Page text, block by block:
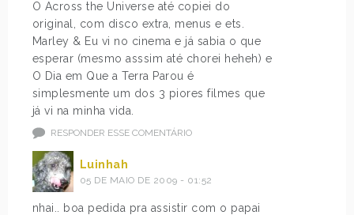
O Across the Universe até copiei do
original, com disco extra, menus e ets.
Marley & Eu vi no cinema e já sabia o que
esperar (mesmo asssim até chorei heheh) e
O Dia em Que a Terra Parou é
simplesmente um dos 3 piores filmes que
já vi na minha vida.
RESPONDER ESSE COMENTÁRIO
Luinhah
05 DE MAIO DE 2009 - 01:52
nhai.. boa pedida pra assistir com o papai